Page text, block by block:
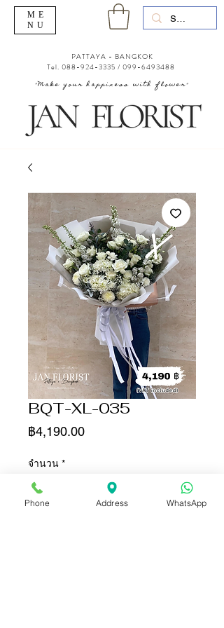
"Make your happiness with flower"
PATTAYA - BANGKOK
Tel. 088-924-3335 / 099-6493488
ME
NU
BQT-XL-035
฿4,190.00ราคา
จำนวน *
Phone Address WhatsApp